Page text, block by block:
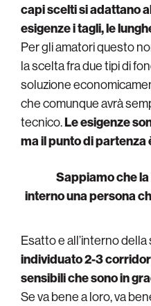
capi scelti si adattano
esigenze i tagli, le
Per gli amatori questo
la scelta fra due tipi di
soluzione
che comunque avrà
tecnico.Le esigenze
ma il punto di partenza
Sappiamo che
interno una persona
Esatto e all’interno della
individuato 2-3
sensibili che sono in
Se va bene a loro, va